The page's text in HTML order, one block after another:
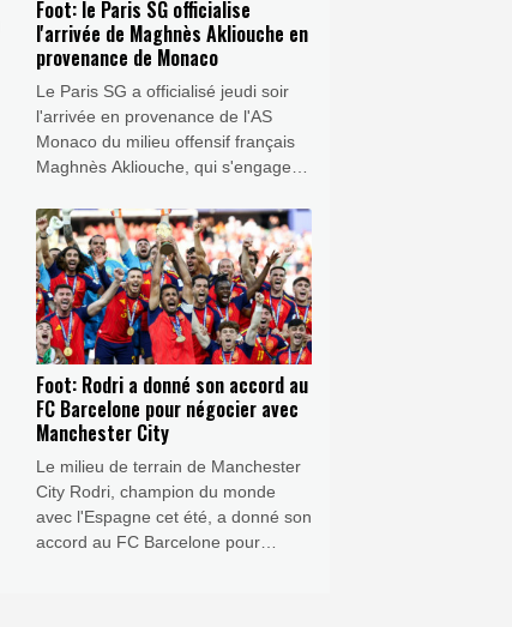
Foot: le Paris SG officialise
l'arrivée de Maghnès Akliouche en
provenance de Monaco
Le Paris SG a officialisé jeudi soir
l'arrivée en provenance de l'AS
Monaco du milieu offensif français
Maghnès Akliouche, qui s'engage
2031.
Foot: Rodri a donné son accord au
FC Barcelone pour négocier avec
Manchester City
Le milieu de terrain de Manchester
City Rodri, champion du monde
avec l'Espagne cet été, a donné son
accord au FC Barcelone pour